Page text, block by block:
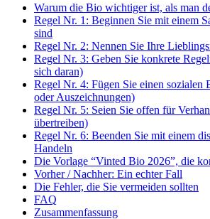
Warum die Bio wichtiger ist, als man
Regel Nr. 1: Beginnen Sie mit einem
sind
Regel Nr. 2: Nennen Sie Ihre
Regel Nr. 3: Geben Sie konkrete
sich daran)
Regel Nr. 4: Fügen Sie einen sozialen
oder Auszeichnungen)
Regel Nr. 5: Seien Sie offen für
übertreiben)
Regel Nr. 6: Beenden Sie mit einem
Handeln
Die Vorlage “Vinted Bio 2026”, die
Vorher / Nachher: Ein echter Fall
Die Fehler, die Sie vermeiden sollten
FAQ
Zusammenfassung